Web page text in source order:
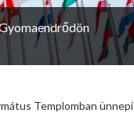
Templomban ünnepi